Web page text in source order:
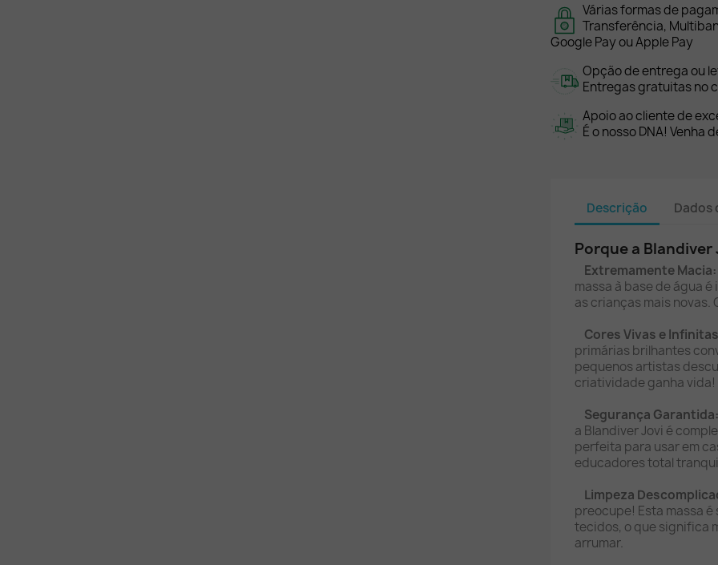
Várias formas de
Transferência,
Google Pay ou Apple Pay
Opção de entrega ou
Entregas gratuitas no
Apoio ao cliente de
É o nosso DNA! Venha
Descrição Dados
Porque a
Extremamente Macia:
massa à base de água
as crianças mais
Cores Vivas e
primárias brilhantes
pequenos artistas
criatividade ganha vida!
Segurança Garantida:
a Blandiver Jovi é
perfeita para usar em
educadores total
Limpeza
preocupe! Esta massa
tecidos, o que significa
arrumar.